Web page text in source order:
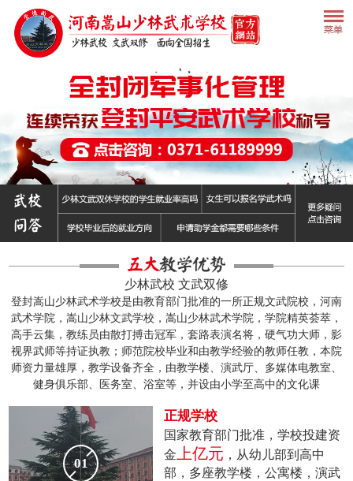
少林武校 文武双修
登封嵩山少林武术学校是由教育部门批准的一所正规文武院校，河南
武术学院，嵩山少林文武学校，嵩山少林武术学院，学院精英荟萃，
高手云集，教练员由散打搏击冠军，套路表演名将，硬气功大师，影
视界武师等持证执教；师范院校毕业和由教学经验的教师任教，本院
师资力量雄厚，教学设备齐全，由教学楼、演武厅、多媒体电教室、
健身俱乐部、医务室、浴室等，并设由小学至高中的文化课
01
正规学校
国家教育部门批准，学校投建资
金
上亿元 ，从幼儿部到高中
部，多座教学楼，公寓楼，演武